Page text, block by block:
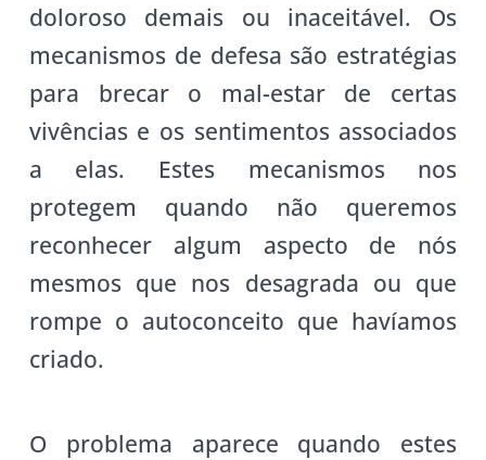
doloroso demais ou inaceitável. Os
mecanismos de defesa são estratégias
para brecar o mal-estar de certas
vivências e os sentimentos associados
a elas. Estes mecanismos nos
protegem quando não queremos
reconhecer algum aspecto de nós
mesmos que nos desagrada ou que
rompe o autoconceito que havíamos
criado.
O problema aparece quando estes